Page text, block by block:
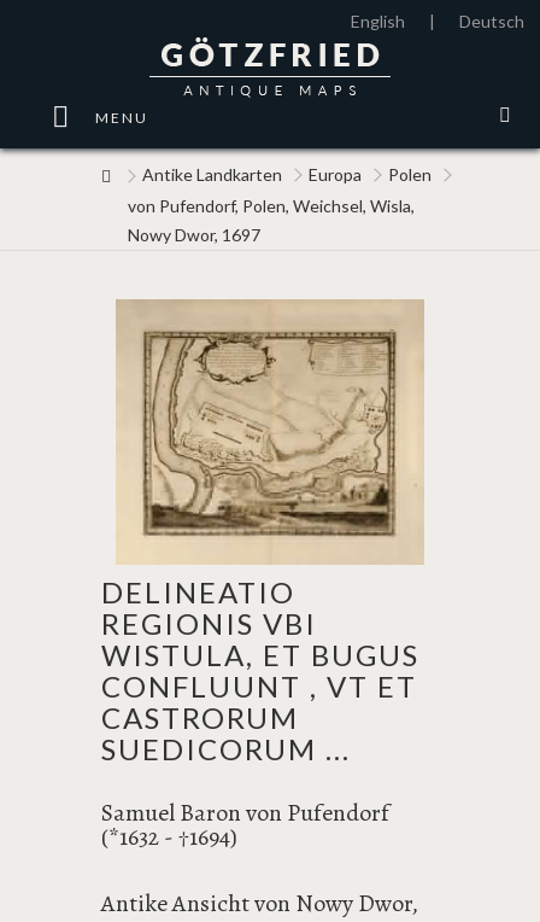
English | Deutsch
MENU
Antike Landkarten Europa
Polen
von Pufendorf, Polen, Weichsel, Wisla,
Nowy Dwor, 1697
DELINEATIO
REGIONIS VBI
WISTULA, ET BUGUS
CONFLUUNT , VT ET
CASTRORUM
SUEDICORUM ...
Samuel Baron von Pufendorf
(*1632 - †1694)
Antike Ansicht von Nowy Dwor,